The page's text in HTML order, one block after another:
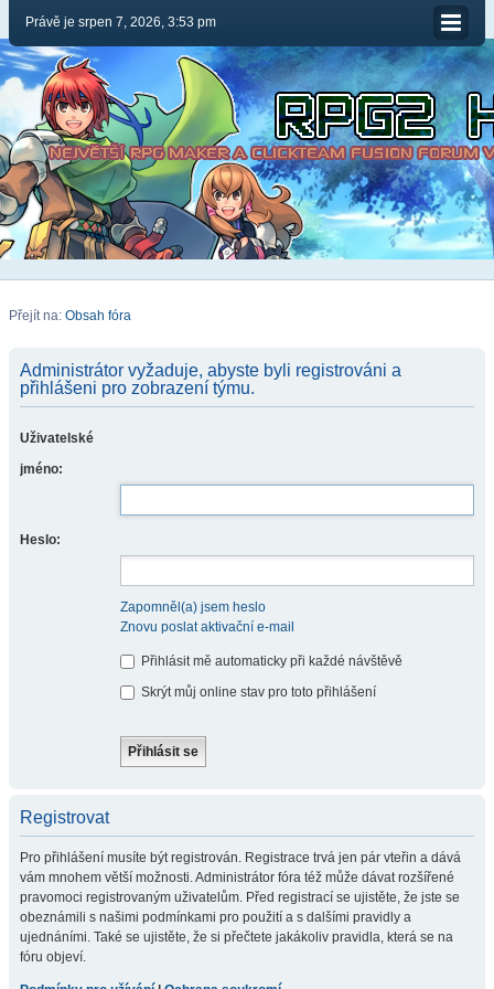
Právě je srpen 7, 2026, 3:53 pm
Přejít na: Obsah fóra
Administrátor vyžaduje, abyste byli registrováni a
přihlášeni pro zobrazení týmu.
Uživatelské
jméno:
Heslo:
Zapomněl(a) jsem heslo
Znovu poslat aktivační e-mail
Přihlásit mě automaticky při každé návštěvě
Skrýt můj online stav pro toto přihlášení
Registrovat
Pro přihlášení musíte být registrován. Registrace trvá jen pár vteřin a dává
vám mnohem větší možnosti. Administrátor fóra též může dávat rozšířené
pravomoci registrovaným uživatelům. Před registrací se ujistěte, že jste se
obeznámili s našimi podmínkami pro použití a s dalšími pravidly a
ujednáními. Také se ujistěte, že si přečtete jakákoliv pravidla, která se na
fóru objeví.